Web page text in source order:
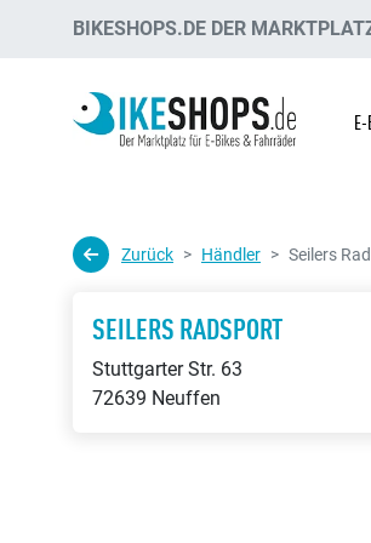
BIKESHOPS.DE DER
Zurück Händler Seilers
SEILERS RADSPORT
Stuttgarter Str. 63
72639 Neuffen